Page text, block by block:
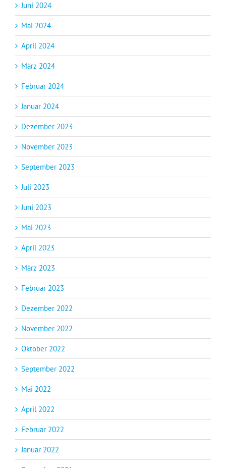
Juni 2024
Mai 2024
April 2024
März 2024
Februar 2024
Januar 2024
Dezember 2023
November 2023
September 2023
Juli 2023
Juni 2023
Mai 2023
April 2023
März 2023
Februar 2023
Dezember 2022
November 2022
Oktober 2022
September 2022
Mai 2022
April 2022
Februar 2022
Januar 2022